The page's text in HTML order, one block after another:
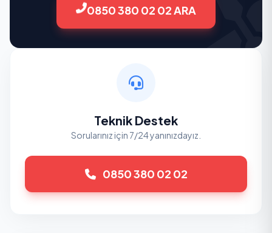
0850 380 02 02 ARA
Teknik Destek
Sorularınız için 7/24 yanınızdayız.
0850 380 02 02